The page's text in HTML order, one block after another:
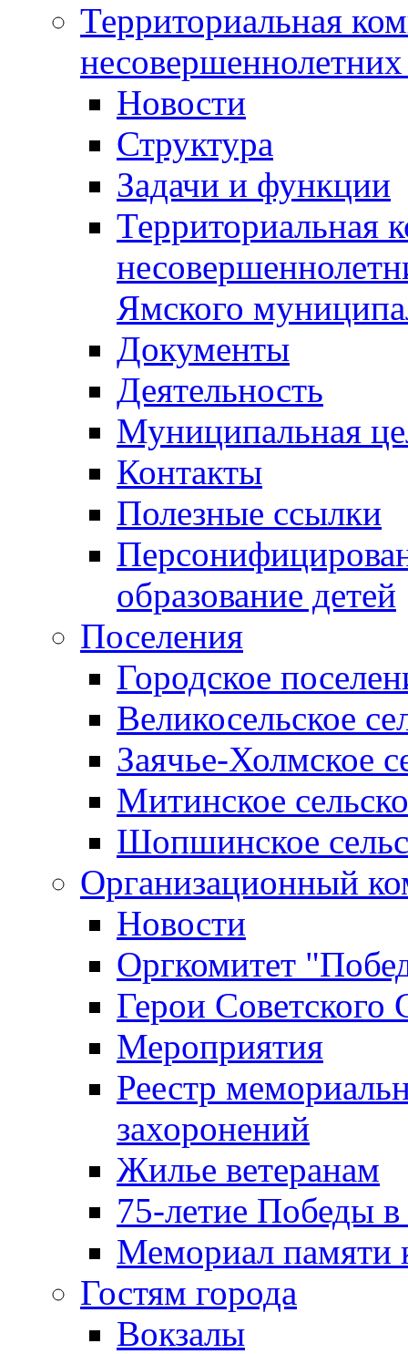
Территориальная
Новости
Структура
Задачи и функции
Территориальная
Ямского
Документы
Деятельность
Муниципальная
Контакты
Полезные ссылки
образование детей
Поселения
Городское
Великосельское
Заячье-Холмское
Митинское
Шопшинское
Организационный
Новости
Оргкомитет
Герои Советского
Мероприятия
Реестр
захоронений
Жилье ветеранам
75-летие Победы
Мемориал памяти
Гостям города
Вокзалы